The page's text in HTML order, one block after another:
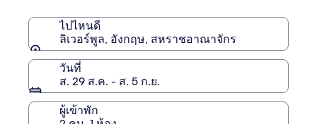
ไปไหนดี
ลิเวอร์พูล, อังกฤษ, สหราชอาณาจักร
วันที่
ส. 29 ส.ค. - ส. 5 ก.ย.
ผู้เข้าพัก